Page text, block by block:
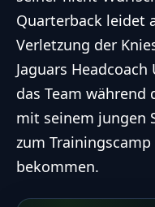
Quarterback leidet
Verletzung der
Jaguars
das Team
mit seinem jungen
zum
bekommen.